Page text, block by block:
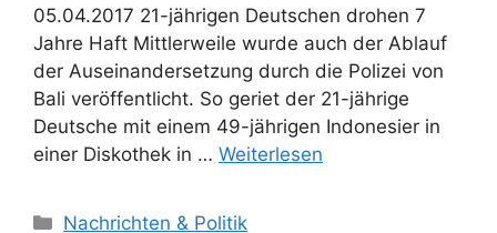
05.04.2017 21-jährigen Deutschen drohen 7
Jahre Haft Mittlerweile wurde auch der Ablauf
der Auseinandersetzung durch die Polizei von
Bali veröffentlicht. So geriet der 21-jährige
Deutsche mit einem 49-jährigen Indonesier in
einer Diskothek in … Weiterlesen
K
Nachrichten & Politik